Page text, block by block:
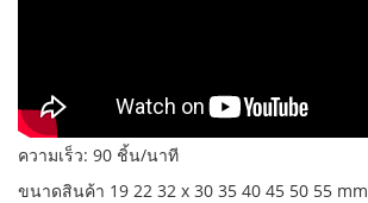
ความเร็ว: 90 ชิ้น/นาที
ขนาดสินค้า 19 22 32 x 30 35 40 45 50 55 mm